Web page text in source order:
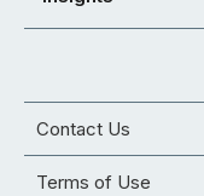
Contact Us
Terms of Use